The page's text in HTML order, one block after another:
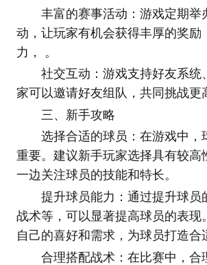
丰富的赛事活动：游戏定期举
动，让玩家有机会获得丰厚的奖励
力， 。
社交互动：游戏支持好友系统
家可以邀请好友组队，共同挑战更
三、新手攻略
选择合适的球员：在游戏中，
重要。建议新手玩家选择具有较高
一边关注球员的技能和特长。
提升球员能力：通过提升球员
战术等，可以显著提高球员的表现
自己的喜好和需求，为球员打造合
合理搭配战术：在比赛中，合